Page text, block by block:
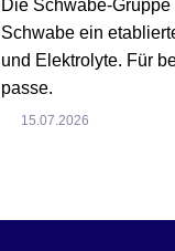
Die Schwabe-
Schwabe ein
und Elektrolyte. Für
passe.
15.07.2026